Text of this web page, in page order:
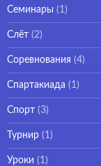
Семинары (1)
Слёт (2)
Соревнования (4)
Спартакиада (1)
Спорт (3)
Турнир (1)
Уроки (1)